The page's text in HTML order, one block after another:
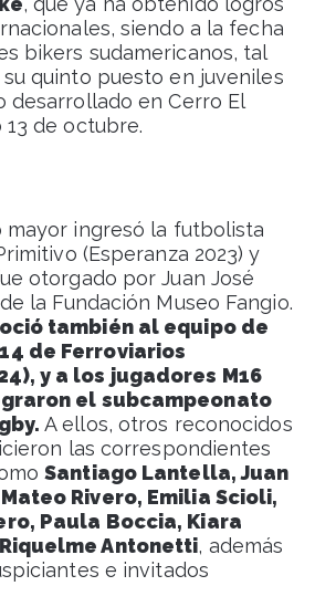
siendo a la fecha
bikers sudamericanos, tal
quinto puesto en juveniles
desarrollado en Cerro El
de octubre.
mayor ingresó la futbolista
(Esperanza 2023) y
otorgado por Juan José
la Fundación Museo Fangio.
también al equipo de
de Ferroviarios
y a los jugadores M16
el subcampeonato
A ellos, otros reconocidos
las correspondientes
Santiago Lantella, Juan
Rivero, Emilia Scioli,
Paula Boccia, Kiara
Antonetti, además
e invitados